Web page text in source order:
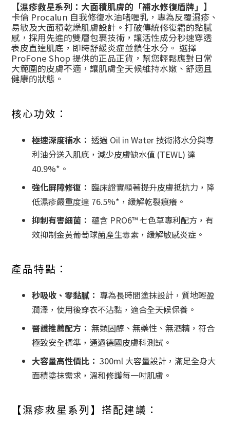
【濕疹救星系列：大面積肌膚的「補水修復盾牌」】
卡倫 Procalun 自我修復水油啫喱乳，專為反覆濕疹、
易敏及大面積乾燥肌膚設計。打破傳統修復霜的黏膩
感，採用先進的雙層包裹技術，讓活性成分秒速穿透
表皮直達肌底，即時舒緩炎症並鎖住水分。 選擇
ProFone Shop 提供的正品正貨，幫您輕鬆應對日常
大範圍的皮膚不適，讓肌膚全天候維持水嫩、舒適且
健康的狀態。
核心功效：
極速深度補水： 透過 Oil in Water 技術將水分與專
利油分送入肌底，減少皮膚缺水值 (TEWL) 達
40.9%*。
強化屏障修復： 臨床證實顯著提升皮膚抵抗力，降
低濕疹嚴重度達 76.5%*，緩解乾裂痕癢。
抑制有害細菌： 蘊含 PRO6™ 七色草專利配方，有
效抑制金黃葡萄球菌產生毒素，緩解敏感炎症。
產品特點：
秒吸收、零黏膩： 專為長時間塗抹設計，質地輕盈
潤澤，使用後穿衣不沾黏，適合全天候保養。
醫護推薦配方： 無類固醇、無藥性、無酒精，符合
極致安全標準，通過德國皮膚科測試。
大容量高性價比： 300ml 大容量設計，滿足全身大
面積塗抹需求，溫和修護每一吋肌膚。
【濕疹救星系列】搭配建議：